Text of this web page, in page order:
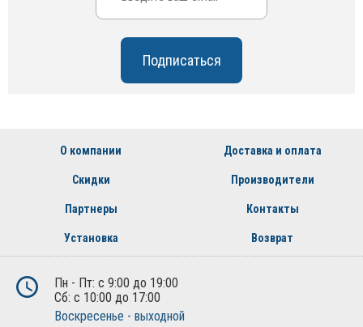
О компании Доставка и оплата
Скидки Производители
Партнеры Контакты
Установка Возврат
Пн - Пт: с 9:00 до 19:00
Сб: с 10:00 до 17:00
Воскресенье - выходной